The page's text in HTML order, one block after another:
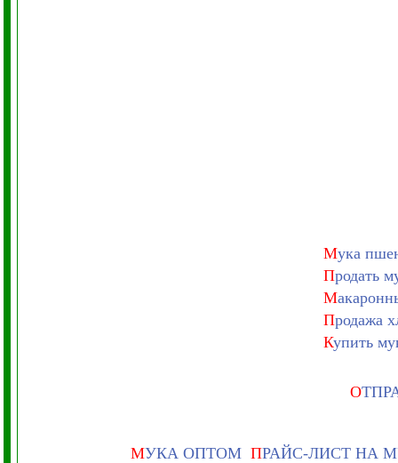
Мука
Продать
М
Продажа
Купить
О
МУКА ОПТОМ ПРАЙС-ЛИСТ НА